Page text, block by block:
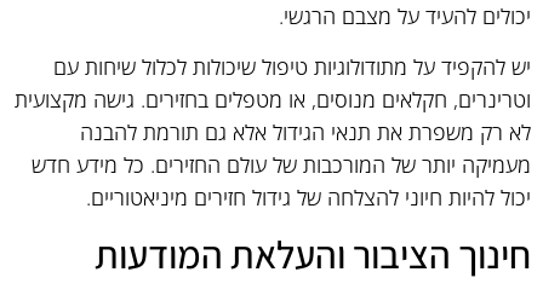
יכולים להעיד על מצבם הרגשי.
יש להקפיד על מתודולוגיות טיפול שיכולות לכלול שיחות עם
וטרינרים, חקלאים מנוסים, או מטפלים בחזירים. גישה מקצועית
לא רק משפרת את תנאי הגידול אלא גם תורמת להבנה
מעמיקה יותר של המורכבות של עולם החזירים. כל מידע חדש
יכול להיות חיוני להצלחה של גידול חזירים מיניאטוריים.
חינוך הציבור והעלאת המודעות